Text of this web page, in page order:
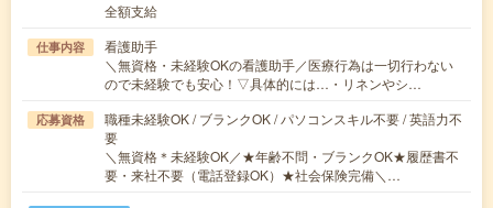
全額支給
仕事内容
看護助手
＼無資格・未経験OKの看護助手／医療行為は一切行わない
ので未経験でも安心！▽具体的には…・リネンやシ…
応募資格
職種未経験OK / ブランクOK / パソコンスキル不要 / 英語力不
要
＼無資格＊未経験OK／★年齢不問・ブランクOK★履歴書不
要・来社不要（電話登録OK）★社会保険完備＼…